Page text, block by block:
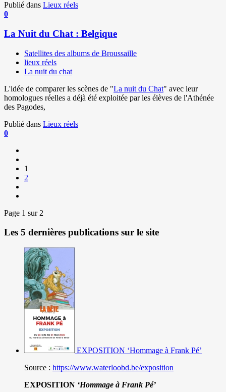
Publié dans Lieux réels
0
La Nuit du Chat : Belgique
Satellites des albums de Broussaille
lieux réels
La nuit du chat
L'idée de comparer les scènes de "La nuit du Chat" avec leur
homologues réelles a déjà été exploitée par les élèves de l'Athénée
des Pagodes,
Publié dans Lieux réels
0
1
2
Page 1 sur 2
Les 5 dernières publications sur le site
EXPOSITION ‘Hommage à Frank Pé’
Source : https://www.waterloobd.be/exposition
EXPOSITION ‘Hommage à Frank Pé’